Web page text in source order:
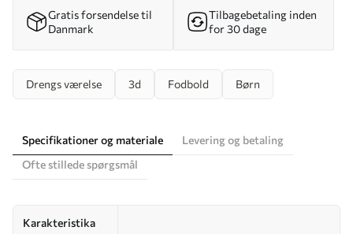
Gratis forsendelse til
Danmark
Tilbagebetaling inden
for 30 dage
Drengs værelse 3d Fodbold Børn
Specifikationer og materiale
Levering og betaling
Ofte stillede spørgsmål
Karakteristika